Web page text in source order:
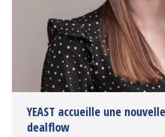
YEAST accueille une
dealflow